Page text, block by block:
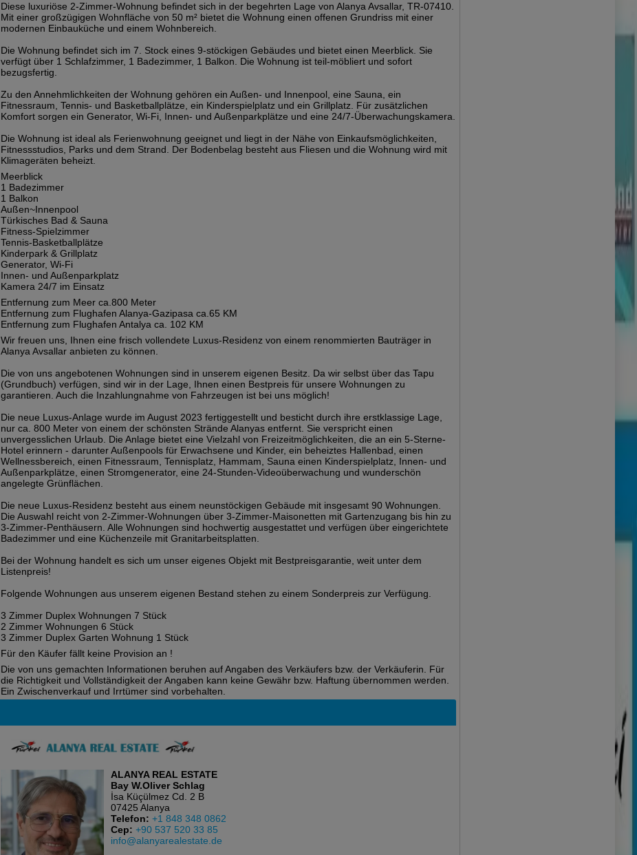
Diese luxuriöse 2-Zimmer-Wohnung befindet sich in der begehrten Lage von Alanya Avsallar, TR-07410.
Mit einer großzügigen Wohnfläche von 50 m² bietet die Wohnung einen offenen Grundriss mit einer
modernen Einbauküche und einem Wohnbereich.
Die Wohnung befindet sich im 7. Stock eines 9-stöckigen Gebäudes und bietet einen Meerblick. Sie
verfügt über 1 Schlafzimmer, 1 Badezimmer, 1 Balkon. Die Wohnung ist teil-möbliert und sofort
bezugsfertig.
Zu den Annehmlichkeiten der Wohnung gehören ein Außen- und Innenpool, eine Sauna, ein
Fitnessraum, Tennis- und Basketballplätze, ein Kinderspielplatz und ein Grillplatz. Für zusätzlichen
Komfort sorgen ein Generator, Wi-Fi, Innen- und Außenparkplätze und eine 24/7-Überwachungskamera.
Die Wohnung ist ideal als Ferienwohnung geeignet und liegt in der Nähe von Einkaufsmöglichkeiten,
Fitnessstudios, Parks und dem Strand. Der Bodenbelag besteht aus Fliesen und die Wohnung wird mit
Klimageräten beheizt.
Meerblick
1 Badezimmer
1 Balkon
Außen~Innenpool
Türkisches Bad & Sauna
Fitness-Spielzimmer
Tennis-Basketballplätze
Kinderpark & Grillplatz
Generator, Wi-Fi
Innen- und Außenparkplatz
Kamera 24/7 im Einsatz
Entfernung zum Meer ca.800 Meter
Entfernung zum Flughafen Alanya-Gazipasa ca.65 KM
Entfernung zum Flughafen Antalya ca. 102 KM
Wir freuen uns, Ihnen eine frisch vollendete Luxus-Residenz von einem renommierten Bauträger in
Alanya Avsallar anbieten zu können.
Die von uns angebotenen Wohnungen sind in unserem eigenen Besitz. Da wir selbst über das Tapu
(Grundbuch) verfügen, sind wir in der Lage, Ihnen einen Bestpreis für unsere Wohnungen zu
garantieren. Auch die Inzahlungnahme von Fahrzeugen ist bei uns möglich!
Die neue Luxus-Anlage wurde im August 2023 fertiggestellt und besticht durch ihre erstklassige Lage,
nur ca. 800 Meter von einem der schönsten Strände Alanyas entfernt. Sie verspricht einen
unvergesslichen Urlaub. Die Anlage bietet eine Vielzahl von Freizeitmöglichkeiten, die an ein 5-Sterne-
Hotel erinnern - darunter Außenpools für Erwachsene und Kinder, ein beheiztes Hallenbad, einen
Wellnessbereich, einen Fitnessraum, Tennisplatz, Hammam, Sauna einen Kinderspielplatz, Innen- und
Außenparkplätze, einen Stromgenerator, eine 24-Stunden-Videoüberwachung und wunderschön
angelegte Grünflächen.
Die neue Luxus-Residenz besteht aus einem neunstöckigen Gebäude mit insgesamt 90 Wohnungen.
Die Auswahl reicht von 2-Zimmer-Wohnungen über 3-Zimmer-Maisonetten mit Gartenzugang bis hin zu
3-Zimmer-Penthäusern. Alle Wohnungen sind hochwertig ausgestattet und verfügen über eingerichtete
Badezimmer und eine Küchenzeile mit Granitarbeitsplatten.
Bei der Wohnung handelt es sich um unser eigenes Objekt mit Bestpreisgarantie, weit unter dem
Listenpreis!
Folgende Wohnungen aus unserem eigenen Bestand stehen zu einem Sonderpreis zur Verfügung.
3 Zimmer Duplex Wohnungen 7 Stück
2 Zimmer Wohnungen 6 Stück
3 Zimmer Duplex Garten Wohnung 1 Stück
Für den Käufer fällt keine Provision an !
Die von uns gemachten Informationen beruhen auf Angaben des Verkäufers bzw. der Verkäuferin. Für
die Richtigkeit und Vollständigkeit der Angaben kann keine Gewähr bzw. Haftung übernommen werden.
Ein Zwischenverkauf und Irrtümer sind vorbehalten.
ALANYA REAL ESTATE
Bay W.Oliver Schlag
İsa Küçülmez Cd. 2 B
07425 Alanya
Telefon: +1 848 348 0862
Cep: +90 537 520 33 85
info@alanyarealestate.de